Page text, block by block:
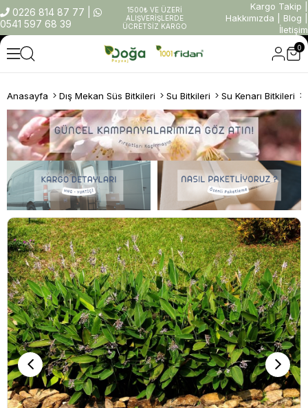
0226 814 87 77
0541 597 68 39
1500₺ VE ÜZERİ
ALIŞVERİŞLERDE
ÜCRETSİZ KARGO
Kargo Takip
Hakkımızda
Blog
İletişim
0
Anasayfa Dış Mekan Süs Bitkileri Su Bitkileri Su Kenarı Bitkileri